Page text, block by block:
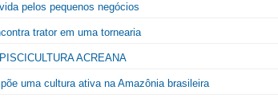
pelos pequenos negócios
trator em uma tornearia
ACREANA
uma cultura ativa na Amazônia brasileira